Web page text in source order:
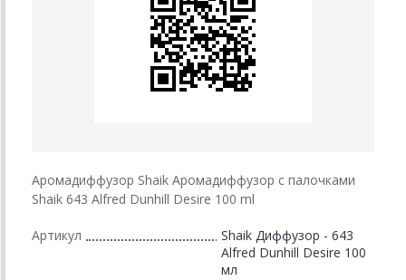
Аромадиффузор Shaik Аромадиффузор с палочками
Shaik 643 Alfred Dunhill Desire 100 ml
Артикул
Shaik Диффузор - 643
Alfred Dunhill Desire 100
мл